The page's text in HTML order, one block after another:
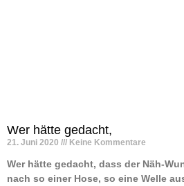
Wer hätte gedacht,
21. Juni 2020 Keine Kommentare
Wer hätte gedacht, dass der Näh-
nach so einer Hose, so eine Welle